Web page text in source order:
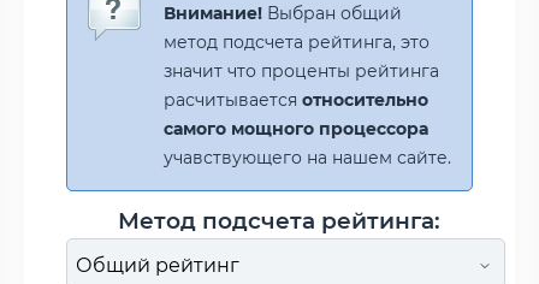
Внимание! Выбран общий
метод подсчета рейтинга, это
значит что проценты рейтинга
расчитывается относительно
самого мощного процессора
учавствующего на нашем сайте.
Метод подсчета рейтинга: